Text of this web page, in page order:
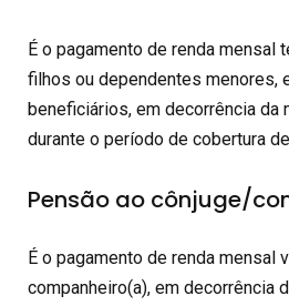
É o pagamento de renda mensal
filhos ou dependentes menores,
beneficiários, em decorrência da
durante o período de cobertura
Pensão ao cônjuge/
É o pagamento de renda mensal
companheiro(a), em decorrência